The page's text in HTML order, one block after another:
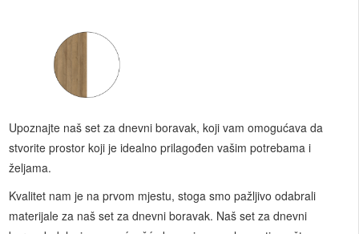
Upoznajte naš set za dnevni boravak, koji vam omogućava da
stvorite prostor koji je idealno prilagođen vašim potrebama i
željama.
Kvalitet nam je na prvom mjestu, stoga smo pažljivo odabrali
materijale za naš set za dnevni boravak. Naš set za dnevni